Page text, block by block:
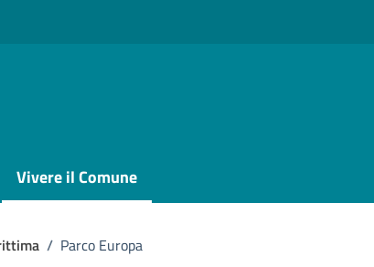
Vivere il Comune
/ Parco Europa